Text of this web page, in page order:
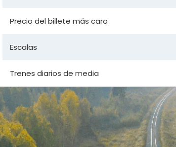
Precio del billete más caro
Escalas
Trenes diarios de media